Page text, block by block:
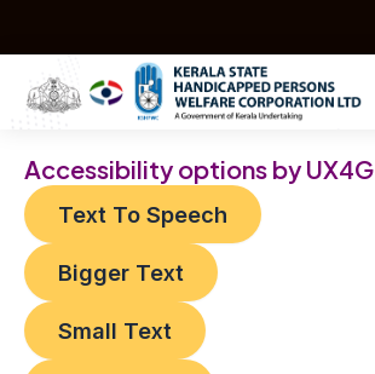
Accessibility options by UX4G
Text To Speech
Bigger Text
Small Text